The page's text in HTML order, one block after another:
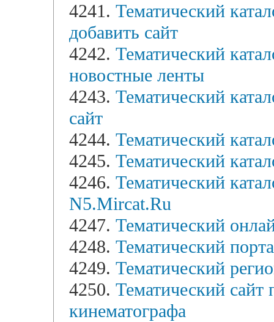
4241. Тематический
добавить сайт
4242. Тематический
новостные ленты
4243. Тематический
сайт
4244. Тематический
4245. Тематический
4246. Тематический
N5.Mircat.Ru
4247. Тематический
4248. Тематический
4249. Тематический
4250. Тематический сайт
кинематографа